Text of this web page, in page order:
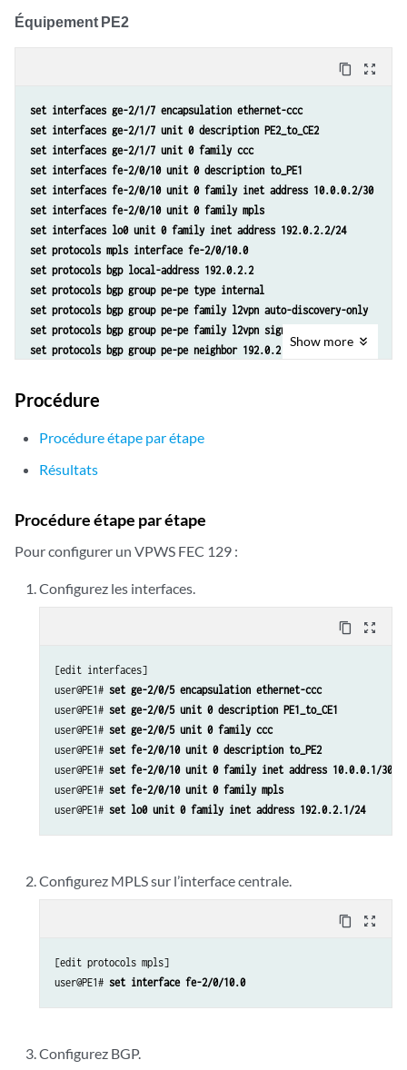
set protocols ospf area 0.0.0.0 interface lo0.0 passive
set routing-instances FEC129-VPWS interface ge-2/0/5.0
set routing-instances FEC129-VPWS route-distinguisher 192.0.2.1:100
set routing-instances FEC129-VPWS l2vpn-id l2vpn-id:100:100
set routing-instances FEC129-VPWS vrf-target target:100:100
set routing-instances FEC129-VPWS protocols l2vpn site ONE source-
set routing-instances FEC129-VPWS protocols l2vpn site ONE
set routing-options autonomous-system 64510
Équipement PE2
content_copy zoom_out_map
set interfaces ge-2/1/7 encapsulation ethernet-ccc
set interfaces ge-2/1/7 unit 0 description PE2_to_CE2
set interfaces ge-2/1/7 unit 0 family ccc
set interfaces fe-2/0/10 unit 0 description to_PE1
set interfaces fe-2/0/10 unit 0 family inet address 10.0.0.2/30
set interfaces fe-2/0/10 unit 0 family mpls
set interfaces lo0 unit 0 family inet address 192.0.2.2/24
set protocols mpls interface fe-2/0/10.0
set protocols bgp local-address 192.0.2.2
set protocols bgp group pe-pe type internal
set protocols bgp group pe-pe family l2vpn auto-discovery-only
set protocols bgp group pe-pe family l2vpn signaling
set protocols bgp group pe-pe neighbor 192.0.2.1
set protocols ospf area 0.0.0.0 interface fe-2/0/10.0
set protocols ospf area 0.0.0.0 interface lo0.0 passive
set protocols ldp interface fe-2/0/10.0
set protocols ldp interface lo0.0
set routing-instances FEC129-VPWS instance-type l2vpn
set routing-instances FEC129-VPWS l2vpn-id l2vpn-id:100:100
set routing-instances FEC129-VPWS vrf-target target:100:100
set routing-instances FEC129-VPWS protocols l2vpn site TWO
set routing-options autonomous-system 64510
Show more
Procédure
Procédure étape par étape
Résultats
Procédure étape par étape
Pour configurer un VPWS FEC 129 :
Configurez les interfaces.
content_copy zoom_out_map
[edit interfaces]
user@PE1# set ge-2/0/5 encapsulation ethernet-ccc
user@PE1# set ge-2/0/5 unit 0 description PE1_to_CE1
user@PE1# set ge-2/0/5 unit 0 family ccc
user@PE1# set fe-2/0/10 unit 0 description to_PE2
user@PE1# set fe-2/0/10 unit 0 family inet address 10.0.0.1/30
user@PE1# set fe-2/0/10 unit 0 family mpls
user@PE1# set lo0 unit 0 family inet address 192.0.2.1/24
Configurez MPLS sur l’interface centrale.
content_copy zoom_out_map
[edit protocols mpls]
user@PE1# set interface fe-2/0/10.0
Configurez BGP.